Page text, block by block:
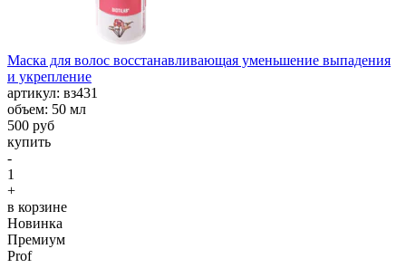
Маска для волос восстанавливающая уменьшение выпадения
и укрепление
aртикул: вз431
объем: 50 мл
500 руб
купить
-
1
+
в корзине
Новинка
Премиум
Prof